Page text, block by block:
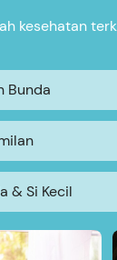
kesehatan
Bunda
& Si Kecil